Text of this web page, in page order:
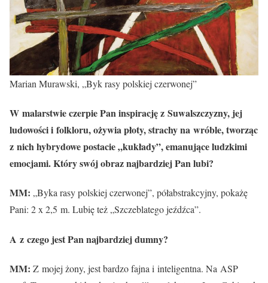
Marian Murawski, „Byk rasy polskiej czerwonej”
W malarstwie czerpie Pan inspirację z Suwalszczyzny, jej
ludowości i folkloru, ożywia płoty, strachy na wróble, tworząc
z nich hybrydowe postacie „kukłady”, emanujące ludzkimi
emocjami. Który swój obraz najbardziej Pan lubi?
MM: „Byka rasy polskiej czerwonej”, półabstrakcyjny, pokażę
Pani: 2 x 2,5 m. Lubię też „Szczeblatego jeźdźca”.
A z czego jest Pan najbardziej dumny?
MM: Z mojej żony, jest bardzo fajna i inteligentna. Na ASP